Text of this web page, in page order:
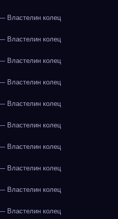
Властелин колец
Властелин колец
Властелин колец
Властелин колец
Властелин колец
Властелин колец
Властелин колец
Властелин колец
Властелин колец
Властелин колец